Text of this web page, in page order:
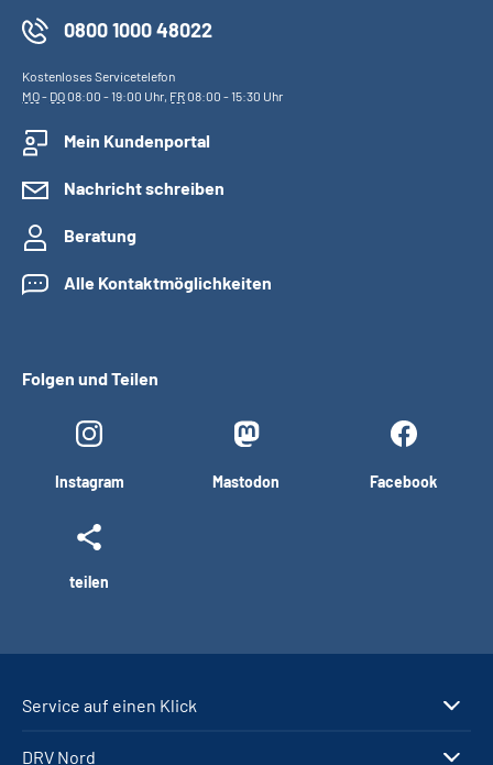
0800 1000 48022
Kostenloses Servicetelefon
MO- DO08:00 - 19:00 Uhr, FR08:00 - 15:30 Uhr
Mein Kundenportal
Nachricht schreiben
Beratung
Alle Kontaktmöglichkeiten
Folgen und Teilen
Instagram Mastodon Facebook
teilen
Service auf einen Klick
DRV Nord